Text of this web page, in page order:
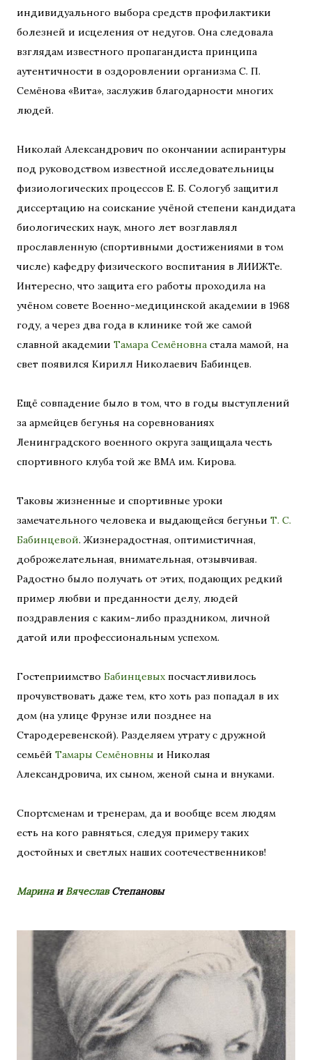
индивидуального выбора средств профилактики
болезней и исцеления от недугов. Она следовала
взглядам известного пропагандиста принципа
аутентичности в оздоровлении организма С. П.
Семёнова «Вита», заслужив благодарности многих
людей.
Николай Александрович по окончании аспирантуры
под руководством известной исследовательницы
физиологических процессов Е. Б. Сологуб защитил
диссертацию на соискание учёной степени кандидата
биологических наук, много лет возглавлял
прославленную (спортивными достижениями в том
числе) кафедру физического воспитания в ЛИИЖТе.
Интересно, что защита его работы проходила на
учёном совете Военно-медицинской академии в 1968
году, а через два года в клинике той же самой
славной академии Тамара Семёновна стала мамой, на
свет появился Кирилл Николаевич Бабинцев.
Ещё совпадение было в том, что в годы выступлений
за армейцев бегунья на соревнованиях
Ленинградского военного округа защищала честь
спортивного клуба той же ВМА им. Кирова.
Таковы жизненные и спортивные уроки
замечательного человека и выдающейся бегуньи Т. С.
Бабинцевой. Жизнерадостная, оптимистичная,
доброжелательная, внимательная, отзывчивая.
Радостно было получать от этих, подающих редкий
пример любви и преданности делу, людей
поздравления с каким-либо праздником, личной
датой или профессиональным успехом.
Гостеприимство Бабинцевыхпосчастливилось
прочувствовать даже тем, кто хоть раз попадал в их
дом (на улице Фрунзе или позднее на
Стародеревенской). Разделяем утрату с дружной
семьёй Тамары Семёновны и Николая
Александровича, их сыном, женой сына и внуками.
Спортсменам и тренерам, да и вообще всем людям
есть на кого равняться, следуя примеру таких
достойных и светлых наших соотечественников!
МаринаиВячеславСтепановы